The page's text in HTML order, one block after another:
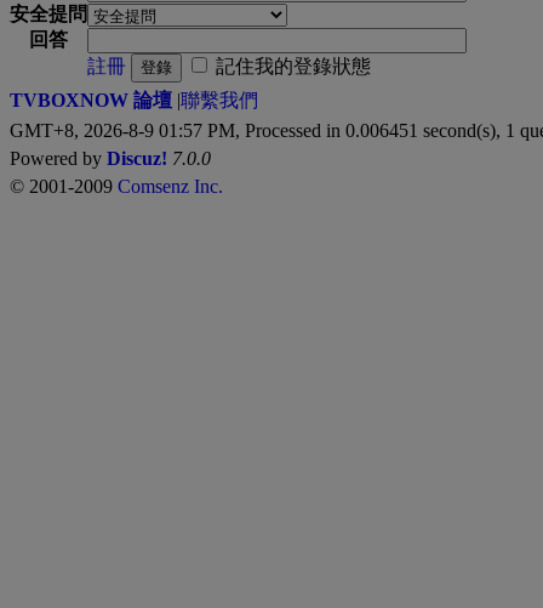
安全提問
回答
註冊
登錄
記住我的登錄狀態
TVBOXNOW 論壇 |聯繫我們
GMT+8, 2026-8-9 01:57 PM, Processed in 0.006451 second(s), 1
Powered by Discuz! 7.0.0
© 2001-2009 Comsenz Inc.